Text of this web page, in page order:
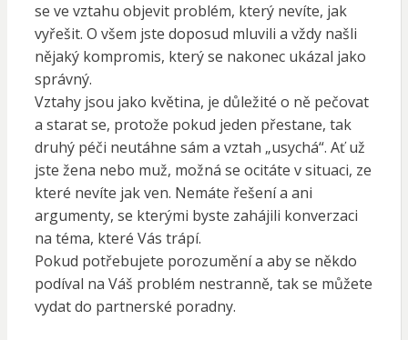
se ve vztahu objevit problém, který nevíte, jak
vyřešit. O všem jste doposud mluvili a vždy našli
nějaký kompromis, který se nakonec ukázal jako
správný.
Vztahy jsou jako květina, je důležité o ně pečovat
a starat se, protože pokud jeden přestane, tak
druhý péči neutáhne sám a vztah „usychá“. Ať už
jste žena nebo muž, možná se ocitáte v situaci, ze
které nevíte jak ven. Nemáte řešení a ani
argumenty, se kterými byste zahájili konverzaci
na téma, které Vás trápí.
Pokud potřebujete porozumění a aby se někdo
podíval na Váš problém nestranně, tak se můžete
vydat do partnerské poradny.